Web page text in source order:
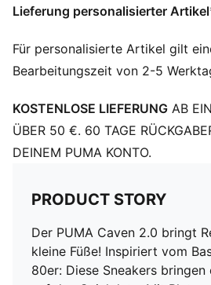
Plateausohle
PUMA Kinder: Empfohlen für
4 und 8 Jahren
Einlegesohle: Textil;
Außensohle: Gummi
Lieferung personalisierter
Für personalisierte Artikel gilt
Bearbeitungszeit von 2-5
KOSTENLOSE LIEFERUNG AB
ÜBER 50 €. 60 TAGE
DEINEM PUMA KONTO.
PRODUCT STORY
Der PUMA Caven 2.0 bringt
kleine Füße! Inspiriert vom
80er: Diese Sneakers